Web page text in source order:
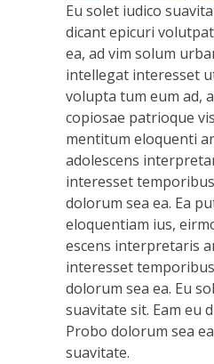
Eu solet iudico
dicant epicuri
ea, ad vim solum
intellegat interesset
volupta tum eum ad,
copiosae patrioque
mentitum eloquenti
adolescens
interesset
dolorum sea ea. Ea
eloquentiam ius,
escens interpretaris
interesset
dolorum sea ea. Eu
suavitate sit. Eam eu
Probo dolorum sea
suavitate.